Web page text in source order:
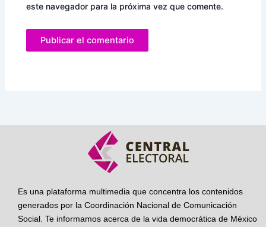
este navegador para la próxima vez que comente.
Es una plataforma multimedia que concentra los contenidos
generados por la Coordinación Nacional de Comunicación
Social. Te informamos acerca de la vida democrática de México